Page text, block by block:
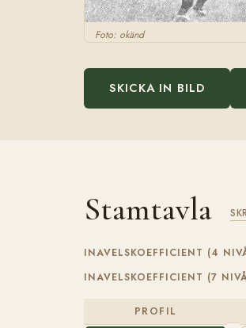
Foto: okänd
SKICKA IN BILD
Stamtavla
INAVELSKOEFFICIENT (4
INAVELSKOEFFICIENT (7
PROFIL